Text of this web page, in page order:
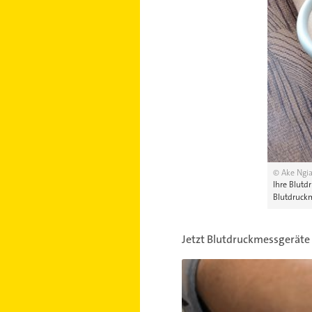
© Ake
Ihre
Jetzt
Blutdruckmessgeräte im